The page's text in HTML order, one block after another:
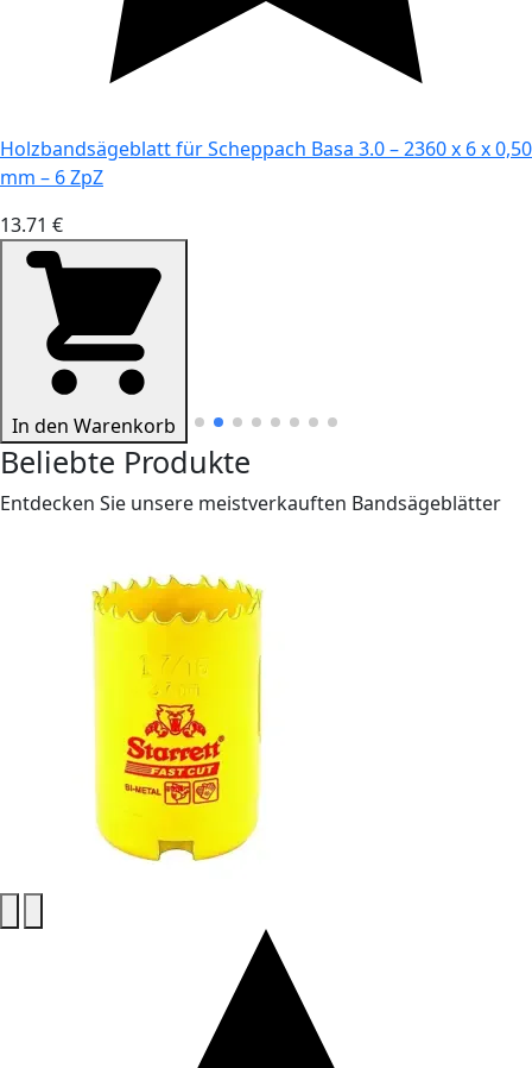
Holzbandsägeblatt für Scheppach Basa 3.0 – 2360 x 6 x 0,50
mm – 6 ZpZ
13.71 €
In den Warenkorb
Beliebte Produkte
Entdecken Sie unsere meistverkauften Bandsägeblätter